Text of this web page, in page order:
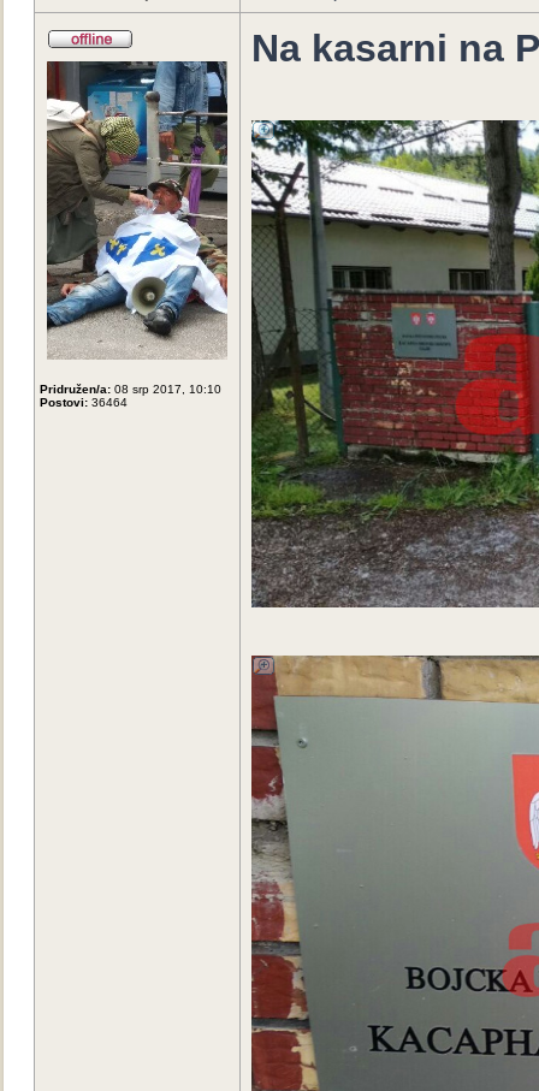
Pridružen/a: 08 srp 2017, 10:10
Postovi: 36464
Na kasarni na